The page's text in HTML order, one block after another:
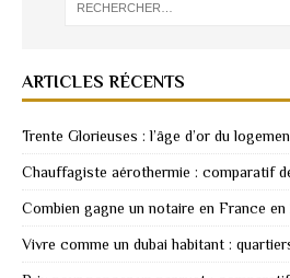
ARTICLES RÉCENTS
Trente Glorieuses : l’âge d’or du
Chauffagiste aérothermie : comparatif
Combien gagne un notaire en France
Vivre comme un dubai habitant :